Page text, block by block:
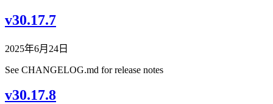
v30.17.7
2025年6月24日
See CHANGELOG.md for release notes
v30.17.8